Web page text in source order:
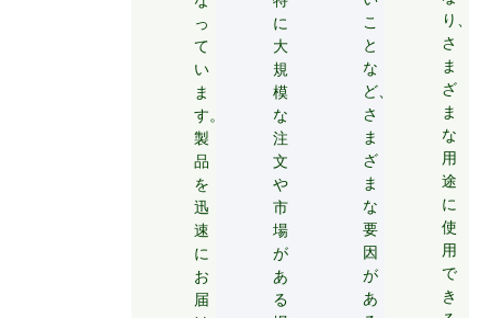
っ
て
い
ま
す。
製
品
を
迅
速
に
お
届
に
大
規
模
な
注
文
や
市
場
が
あ
る
こ
と
な
ど、
さ
ま
ざ
ま
な
要
因
が
あ
り、
さ
ま
ざ
ま
な
用
途
に
使
用
で
き